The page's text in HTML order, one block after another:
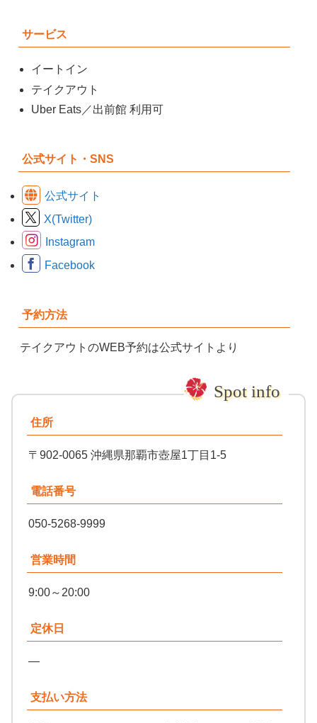
サービス
イートイン
テイクアウト
Uber Eats／出前館 利用可
公式サイト・SNS
公式サイト
X(Twitter)
Instagram
Facebook
予約方法
テイクアウトのWEB予約は公式サイトより
住所
〒902-0065 沖縄県那覇市壺屋1丁目1-5
電話番号
050-5268-9999
営業時間
9:00～20:00
定休日
—
支払い方法